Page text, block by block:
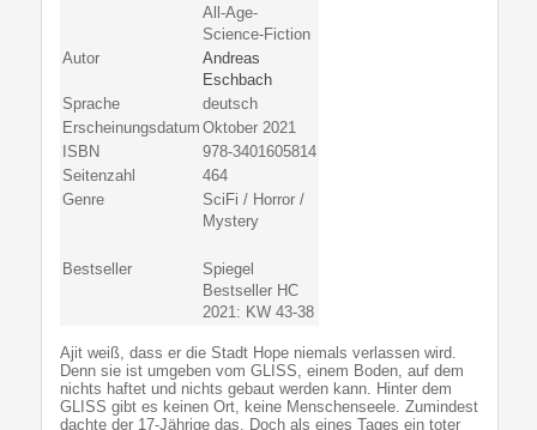
All-Age-
Science-Fiction
Autor
Andreas
Eschbach
Sprache
deutsch
Erscheinungsdatum Oktober 2021
ISBN
978-3401605814
Seitenzahl
464
Genre
SciFi / Horror /
Mystery
Bestseller
Spiegel
Bestseller HC
2021: KW 43-38
Ajit weiß, dass er die Stadt Hope niemals verlassen wird.
Denn sie ist umgeben vom GLISS, einem Boden, auf dem
nichts haftet und nichts gebaut werden kann. Hinter dem
GLISS gibt es keinen Ort, keine Menschenseele. Zumindest
dachte der 17-Jährige das. Doch als eines Tages ein toter